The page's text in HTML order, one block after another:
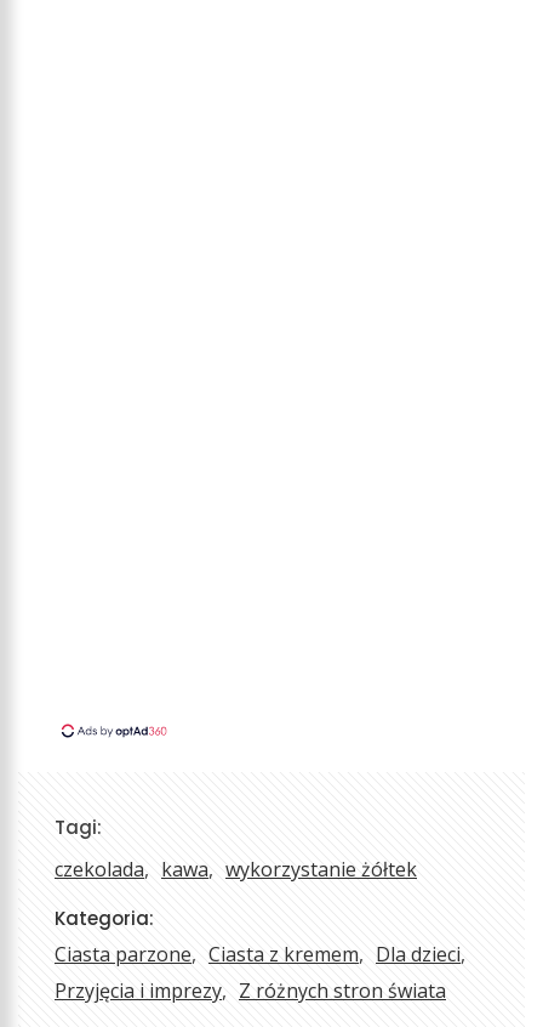
Tagi:
czekolada kawa wykorzystanie żółtek
Kategoria:
Ciasta parzone Ciasta z kremem
Dla dzieci
Przyjęcia i imprezy
Z różnych stron świata